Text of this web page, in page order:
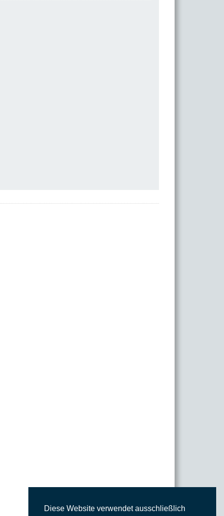
Diese Website verwendet ausschließlich